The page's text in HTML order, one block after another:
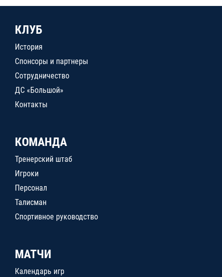
КЛУБ
История
Спонсоры и партнеры
Сотрудничество
ДС «Большой»
Контакты
КОМАНДА
Тренерский штаб
Игроки
Персонал
Талисман
Спортивное руководство
МАТЧИ
Календарь игр